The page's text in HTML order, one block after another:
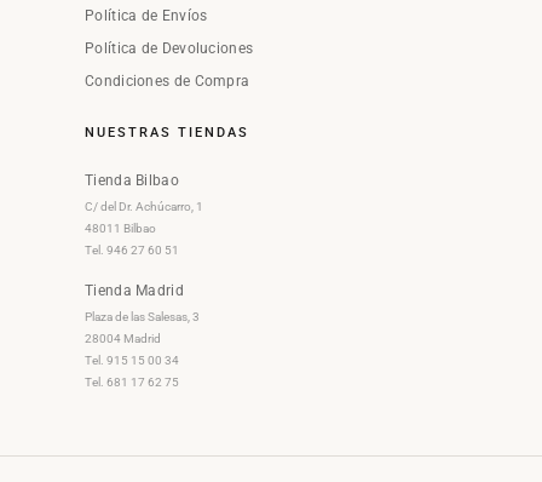
Política de Envíos
Política de Devoluciones
Condiciones de Compra
NUESTRAS TIENDAS
Tienda Bilbao
C/ del Dr. Achúcarro, 1
48011 Bilbao
Tel. 946 27 60 51
Tienda Madrid
Plaza de las Salesas, 3
28004 Madrid
Tel. 915 15 00 34
Tel. 681 17 62 75